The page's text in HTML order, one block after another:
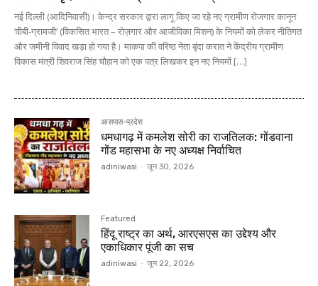
नई दिल्ली (आदिनिवासी)। केन्द्र सरकार द्वारा लागू किए जा रहे नए ग्रामीण रोजगार कानून
‘वीबी-ग्रामजी’ (विकसित भारत – रोज़गार और आजीविका मिशन) के नियमों को लेकर नीतिगत
और जमीनी विवाद खड़ा हो गया है। माकपा की वरिष्ठ नेता बृंदा करात ने केंद्रीय ग्रामीण
विकास मंत्री शिवराज सिंह चौहान को एक पत्र लिखकर इन नए नियमों […]
आसपास-प्रदेश
धमधागढ़ में कमलेश सोरी का राजतिलक: गोंडवाना
गोंड महासभा के नए अध्यक्ष निर्वाचित
adiniwasi - जून 30, 2026
Featured
हिंदू राष्ट्र का अर्थ, आरएसएस का उद्देश्य और
एकाधिकार पूंजी का सच
adiniwasi - जून 22, 2026